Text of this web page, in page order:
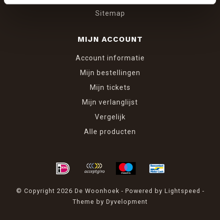
Sitemap
MIJN ACCOUNT
Account informatie
Mijn bestellingen
Mijn tickets
Mijn verlanglijst
Vergelijk
Alle producten
© Copyright 2026 De Woonhoek - Powered by Lightspeed -
Theme by Dyvelopment